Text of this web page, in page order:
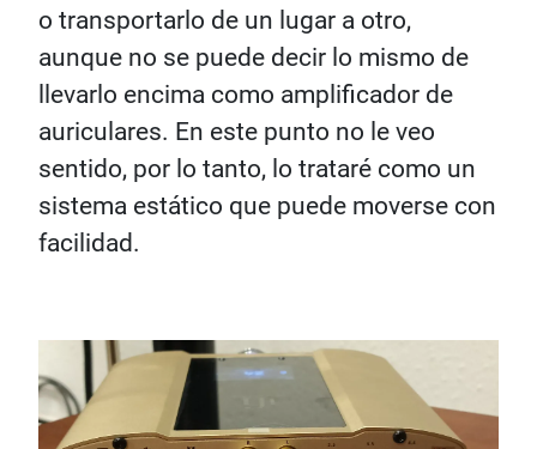
o transportarlo de un lugar a otro,
aunque no se puede decir lo mismo de
llevarlo encima como amplificador de
auriculares. En este punto no le veo
sentido, por lo tanto, lo trataré como un
sistema estático que puede moverse con
facilidad.